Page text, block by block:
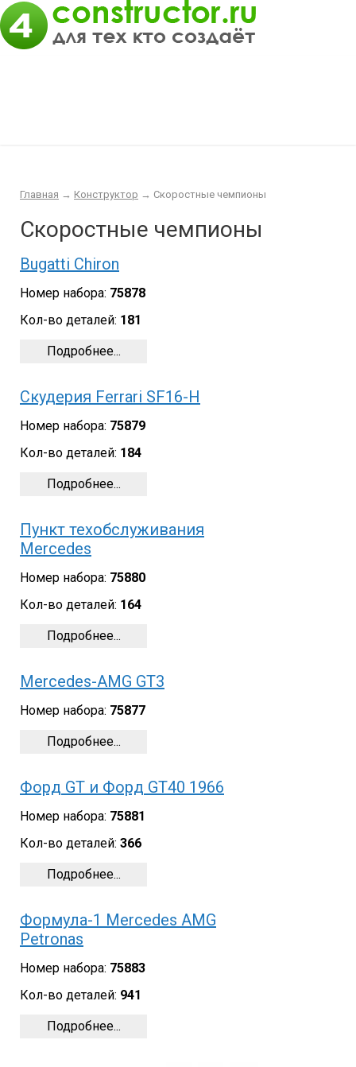
Главная → Конструктор → Скоростные чемпионы
Скоростные чемпионы
Bugatti Chiron
Номер набора: 75878
Кол-во деталей: 181
Подробнее...
Скудерия Ferrari SF16-H
Номер набора: 75879
Кол-во деталей: 184
Подробнее...
Пункт техобслуживания
Mercedes
Номер набора: 75880
Кол-во деталей: 164
Подробнее...
Mercedes-AMG GT3
Номер набора: 75877
Подробнее...
Форд GT и Форд GT40 1966
Номер набора: 75881
Кол-во деталей: 366
Подробнее...
Формула-1 Mercedes AMG
Petronas
Номер набора: 75883
Кол-во деталей: 941
Подробнее...